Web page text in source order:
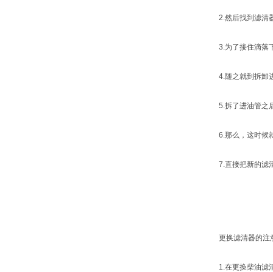
2.然后找到滤清器
3.为了接住滴落下
4.随之就到拆卸进
5.拆了进油管之后
6.那么，这时候就
7.直接把新的滤清
更换滤清器的注
1.在更换柴油滤清